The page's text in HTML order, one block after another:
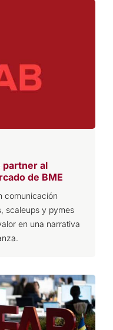
partner al
de BME
comunicación
scaleups y pymes
en una narrativa